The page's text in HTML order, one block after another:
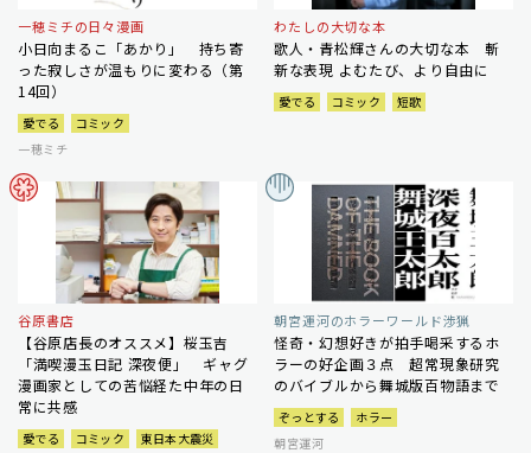
一穂ミチの日々漫画
小日向まるこ「あかり」 持ち寄
った寂しさが温もりに変わる（第
14回）
愛でる
コミック
一穂ミチ
わたしの大切な本
歌人・青松輝さんの大切な本 斬
新な表現 よむたび、より自由に
愛でる コミック 短歌
谷原書店
【谷原店長のオススメ】桜玉吉
「満喫漫玉日記 深夜便」 ギャグ
漫画家としての苦悩経た中年の日
常に共感
愛でる コミック 東日本大震災
朝宮運河のホラーワールド渉猟
怪奇・幻想好きが拍手喝采するホ
ラーの好企画３点 超常現象研究
のバイブルから舞城版百物語まで
ぞっとする
ホラー
朝宮運河